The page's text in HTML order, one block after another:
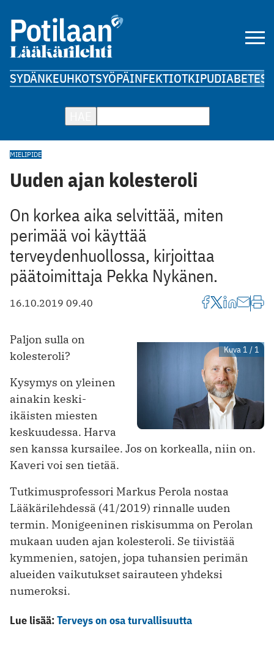
SYDÄNKEUHKOTSYÖPÄINFEKTIOTKIPUDIABETES
MIELIPIDE
Uuden ajan kolesteroli
On korkea aika selvittää, miten
perimää voi käyttää
terveydenhuollossa, kirjoittaa
päätoimittaja Pekka Nykänen.
16.10.2019 09.40
Kuva 1 / 1
Paljon sulla on
kolesteroli?
Kysymys on yleinen
ainakin keski-
ikäisten miesten
keskuudessa. Harva
sen kanssa kursailee. Jos on korkealla, niin on.
Kaveri voi sen tietää.
Tutkimusprofessori Markus Perola nostaa
Lääkärilehdessä (41/2019) rinnalle uuden
termin. Monigeeninen riskisumma on Perolan
mukaan uuden ajan kolesteroli. Se tiivistää
kymmenien, satojen, jopa tuhansien perimän
alueiden vaikutukset sairauteen yhdeksi
numeroksi.
Lue lisää:Terveys on osa turvallisuutta